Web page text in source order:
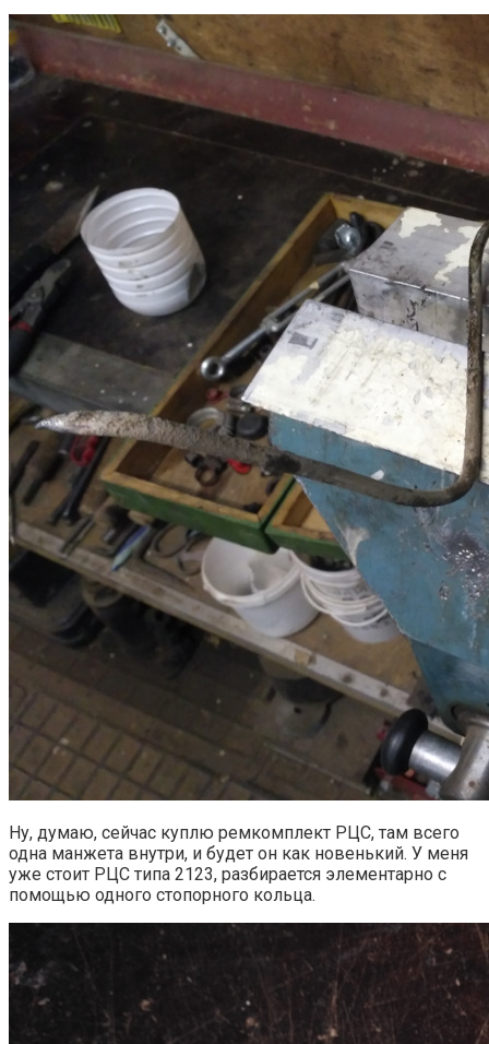
Ну, думаю, сейчас куплю ремкомплект РЦС, там всего
одна манжета внутри, и будет он как новенький. У меня
уже стоит РЦС типа 2123, разбирается элементарно с
помощью одного стопорного кольца.